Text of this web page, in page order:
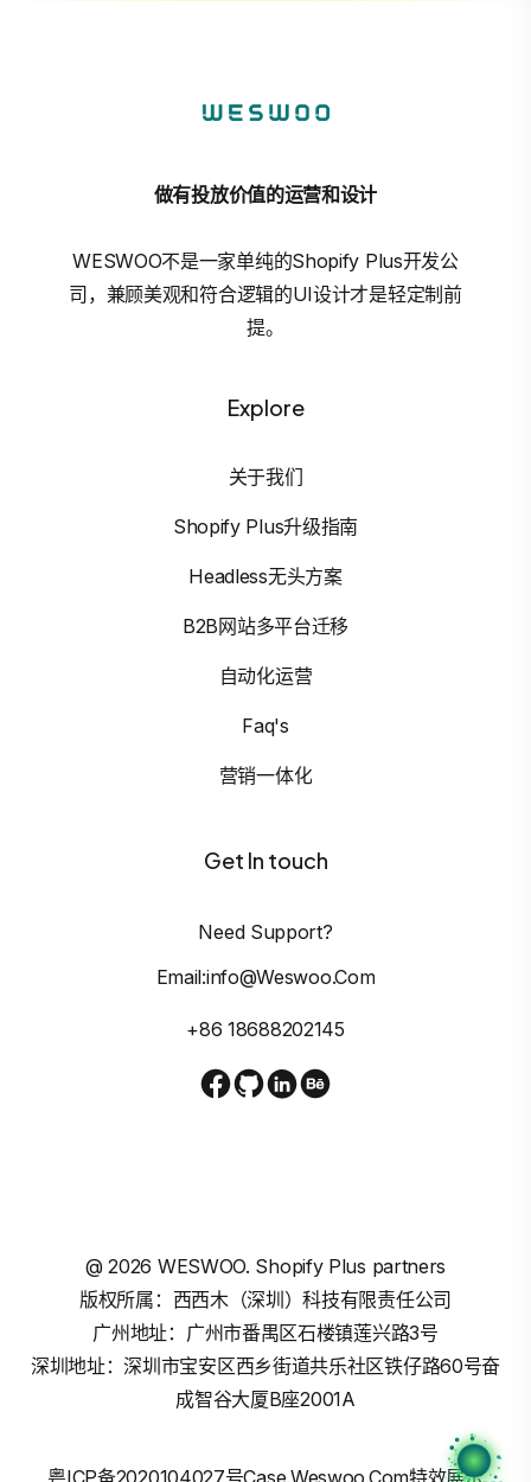
做有投放价值的运营和设计
WESWOO不是一家单纯的Shopify Plus开发公
司，兼顾美观和符合逻辑的UI设计才是轻定制前
提。
Explore
关于我们
Shopify Plus升级指南
Headless无头方案
B2B网站多平台迁移
自动化运营
Faq's
营销一体化
Get In touch
Need Support?
Email:info@weswoo.com
+86 18688202145
@2026 WESWOO. Shopify Plus partners
版权所属：西西木（深圳）科技有限责任公司
广州地址：广州市番禺区石楼镇莲兴路3号
深圳地址：深圳市宝安区西乡街道共乐社区铁仔路60号奋
成智谷大厦B座2001A
粤ICP备2020104027号Case.weswoo.com特效展示